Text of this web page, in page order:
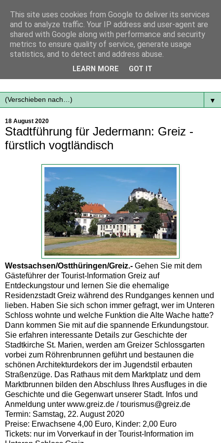
Mit frischen Themen aus der Region immer auf dem
▼
18 August 2020
Stadtführung für Jedermann: Greiz -
fürstlich vogtländisch
Westsachsen/Ostthüringen/Greiz.- Gehen Sie mit dem
Gästeführer der Tourist-Information Greiz auf
Entdeckungstour und lernen Sie die ehemalige
Residenzstadt Greiz während des Rundganges kennen und
lieben. Haben Sie sich schon immer gefragt, wer im Unteren
Schloss wohnte und welche Funktion die Alte Wache hatte?
Dann kommen Sie mit auf die spannende Erkundungstour.
Sie erfahren interessante Details zur Geschichte der
Stadtkirche St. Marien, werden am Greizer Schlossgarten
vorbei zum Röhrenbrunnen geführt und bestaunen die
schönen Architekturdekors der im Jugendstil erbauten
Straßenzüge. Das Rathaus mit dem Marktplatz und dem
Marktbrunnen bilden den Abschluss Ihres Ausfluges in die
Geschichte und die Gegenwart unserer Stadt. Infos und
Anmeldung unter www.greiz.de / tourismus@greiz.de
Termin: Samstag, 22. August 2020
Preise: Erwachsene 4,00 Euro, Kinder: 2,00 Euro
Tickets: nur im Vorverkauf in der Tourist-Information im
This site uses cookies from Google to deliver its services
and to analyze traffic. Your IP address and user-agent are
shared with Google along with performance and security
metrics to ensure quality of service, generate usage
statistics, and to detect and address abuse.
LEARN MORE GOT IT